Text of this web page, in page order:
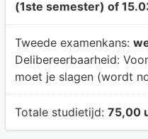
(1ste semester) of
Tweede examenkans:
Delibereerbaarheid:
moet je slagen (wordt
Totale studietijd: 75,00